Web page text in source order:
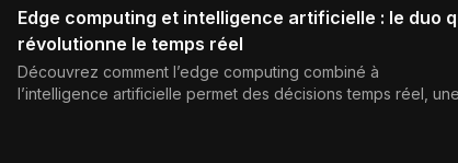
Edge computing et intelligence artificielle : le duo
révolutionne le temps réel
Découvrez comment l’edge computing combiné à
l’intelligence artificielle permet des décisions temps réel, une